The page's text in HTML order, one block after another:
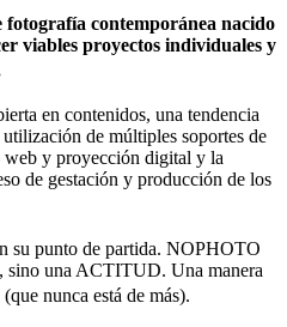
contemporánea nacido
viables proyectos individuales y
en contenidos, una tendencia
de múltiples soportes de
y proyección digital y la
de gestación y producción de los
su punto de partida. NOPHOTO
sino una ACTITUD. Una manera
nunca está de más).